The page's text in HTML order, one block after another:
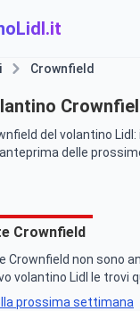
Crownfield
del volantino
delle
Crownfield
Crownfield non sono
volantino Lidl le trovi
prossima settimana